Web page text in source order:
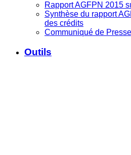
Rapport AGFPN 2015
Synthèse du rapport
des crédits
Communiqué de
Outils